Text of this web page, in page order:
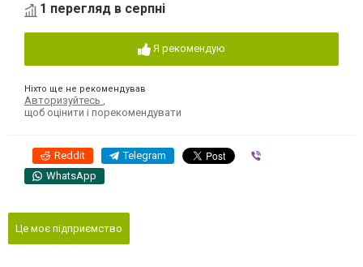
1 перегляд в серпні
Я рекомендую
Ніхто ще не рекомендував
Авторизуйтесь
щоб оцінити і порекомендувати
Reddit Telegram
WhatsApp
Це моє підприємство